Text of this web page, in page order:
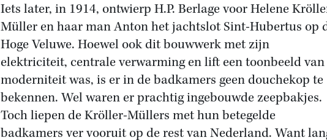
Iets later, in 1914, ontwierp H.P. Berlage voor Helene
Müller en haar man Anton het jachtslot Sint-Hubertus op
Hoge Veluwe. Hoewel ook dit bouwwerk met zijn
elektriciteit, centrale verwarming en lift een toonbeeld van
moderniteit was, is er in de badkamers geen douchekop te
bekennen. Wel waren er prachtig ingebouwde zeepbakjes.
Toch liepen de Kröller-Müllers met hun betegelde
badkamers ver vooruit op de rest van Nederland. Want